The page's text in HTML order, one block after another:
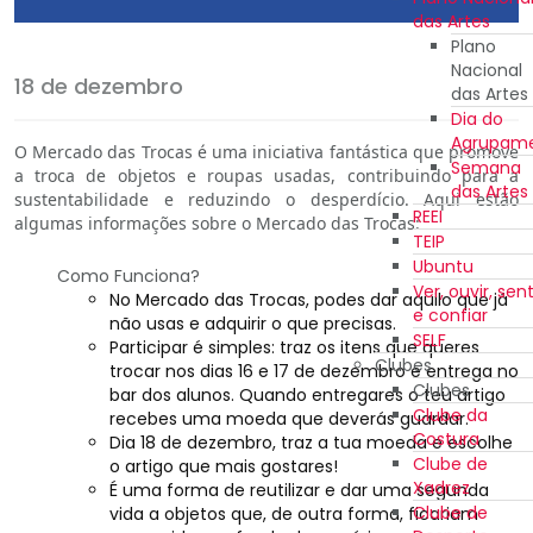
das Artes
Plano
Nacional
das Artes
Dia do
Semana
das Artes
REEI
TEIP
Ubuntu
Ver, ouvir,
e confiar
SELF
Clubes
Clubes
Clube da
Costura
Clube de
Xadrez
Clube de
18 de dezembro
O Mercado das Trocas é uma iniciativa fantástica que promove
a troca de objetos e roupas usadas, contribuindo para a
sustentabilidade e reduzindo o desperdício. Aqui estão
algumas informações sobre o Mercado das Trocas:
Como Funciona?
No Mercado das Trocas, podes dar aquilo que já
não usas e adquirir o que precisas.
Participar é simples: traz os itens que queres
trocar nos dias 16 e 17 de dezembro e entrega no
bar dos alunos. Quando entregares o teu artigo
recebes uma moeda que deverás guardar.
Dia 18 de dezembro, traz a tua moeda e escolhe
o artigo que mais gostares!
É uma forma de reutilizar e dar uma segunda
vida a objetos que, de outra forma, ficariam